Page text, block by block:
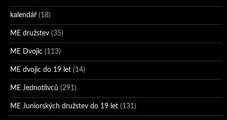
kalendář (18)
ME družstev (35)
ME Dvojic (113)
ME dvojic do 19 let (14)
ME Jednotlivců (291)
ME Juniorských družstev do 19 let (131)